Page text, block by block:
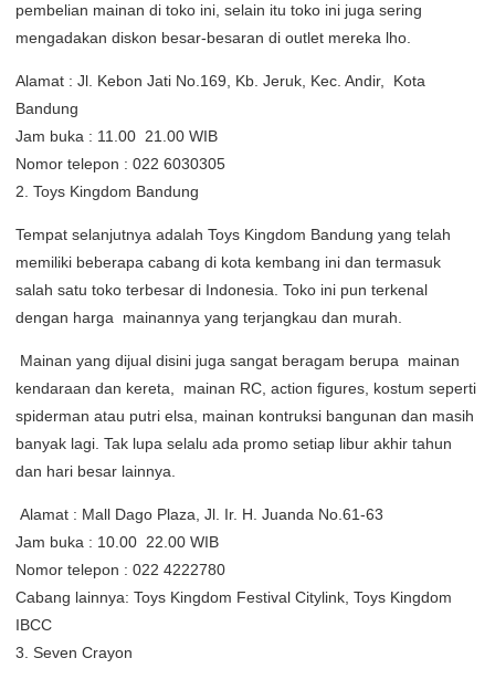
pembelian mainan di toko ini, selain itu toko ini juga sering
mengadakan diskon besar-besaran di outlet mereka lho.
Alamat : Jl. Kebon Jati No.169, Kb. Jeruk, Kec. Andir, Kota
Bandung
Jam buka : 11.00  21.00 WIB
Nomor telepon : 022 6030305
2. Toys Kingdom Bandung
Tempat selanjutnya adalah Toys Kingdom Bandung yang telah
memiliki beberapa cabang di kota kembang ini dan termasuk
salah satu toko terbesar di Indonesia. Toko ini pun terkenal
dengan harga mainannya yang terjangkau dan murah.
Mainan yang dijual disini juga sangat beragam berupa mainan
kendaraan dan kereta, mainan RC, action figures, kostum seperti
spiderman atau putri elsa, mainan kontruksi bangunan dan masih
banyak lagi. Tak lupa selalu ada promo setiap libur akhir tahun
dan hari besar lainnya.
Alamat : Mall Dago Plaza, Jl. Ir. H. Juanda No.61-63
Jam buka : 10.00  22.00 WIB
Nomor telepon : 022 4222780
Cabang lainnya: Toys Kingdom Festival Citylink, Toys Kingdom
IBCC
3. Seven Crayon